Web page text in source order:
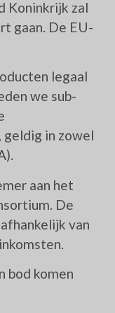
Koninkrijk zal
gaan. De EU-
legaal
we sub-
in zowel
aan het
De
van
bod komen